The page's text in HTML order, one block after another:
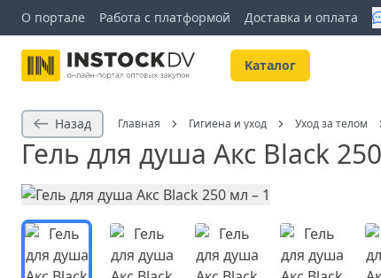
О портале Работа с платформой Доставка и оплата
Kаталог
Назад Главная Гигиена и уход Уход за телом
Гель для душа Акс Black